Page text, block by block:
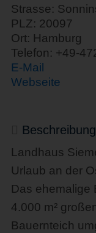
Strasse:
PLZ: 20097
Ort: Hamburg
Telefon: +49-
E-Mail
Webseite
Beschreibung
Landhaus
Urlaub an der
Das ehemalige
4.000 m²
Bauernteich